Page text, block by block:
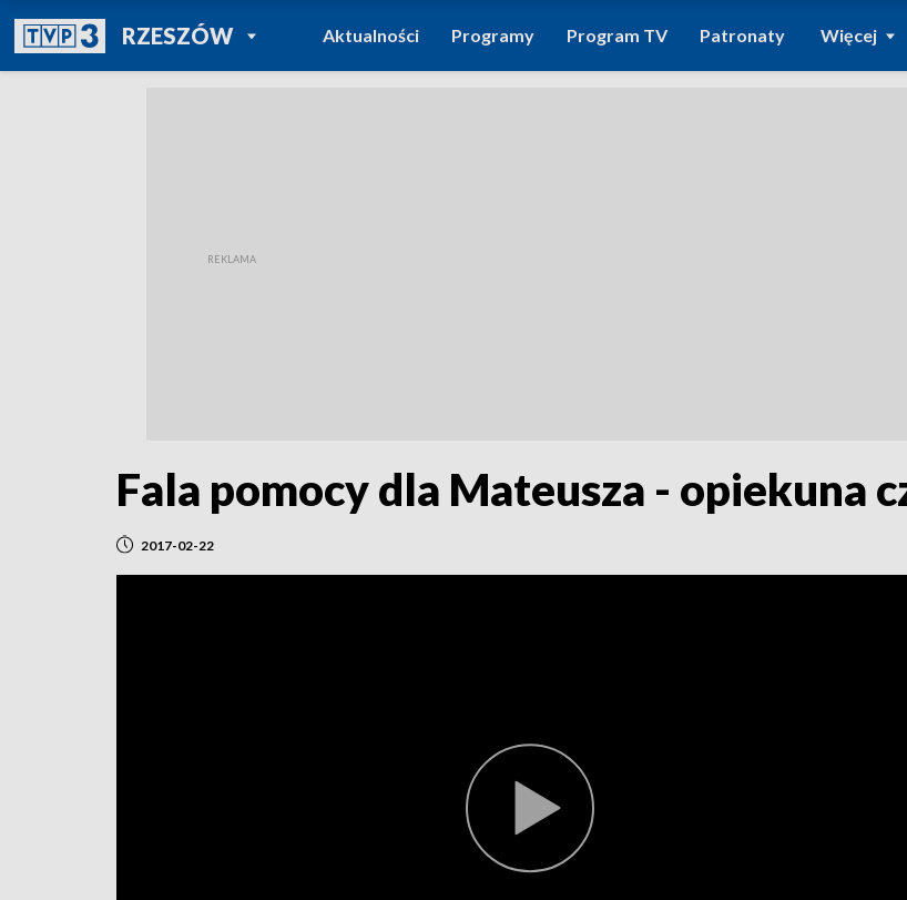
RZESZÓWPOWRÓT DO
TVP REGIONY
Aktualności Programy Program TV Patronaty Więcej
Fala pomocy dla Mateusza - opiekuna
2017-02-22